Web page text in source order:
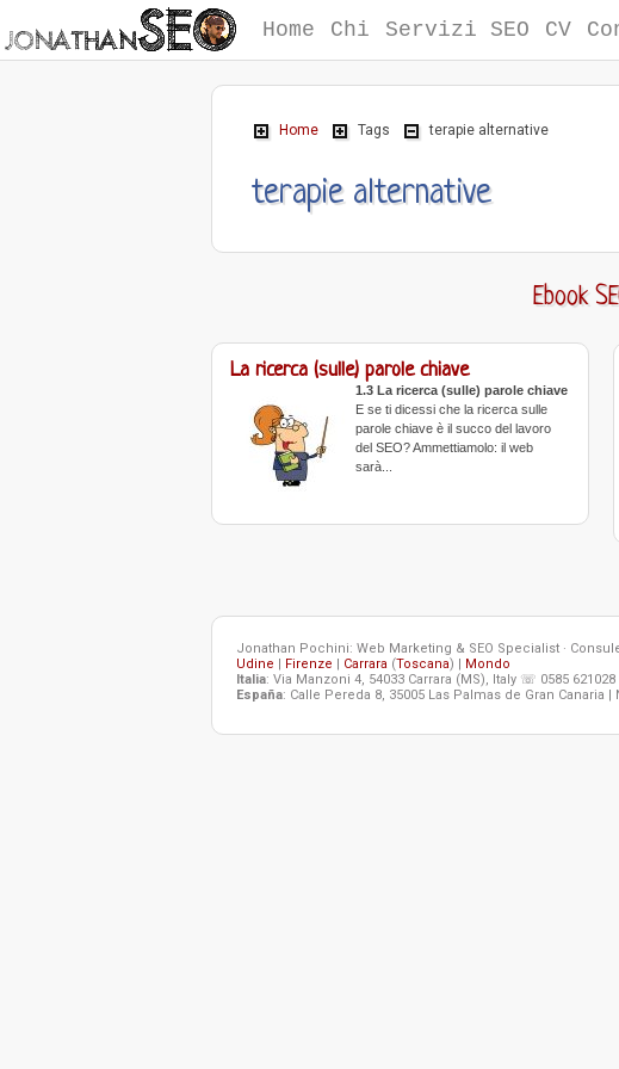
Home Chi Servizi SEO CV
Home Tags terapie alternative
terapie alternative
Ebook
La ricerca (sulle) parole chiave
1.3 La ricerca (sulle) parole chiave
E se ti dicessi che la ricerca sulle
parole chiave è il succo del lavoro
del SEO? Ammettiamolo: il web
sarà...
Jonathan Pochini: Web Marketing & SEO Specialist ·
Udine | Firenze | Carrara (Toscana) | Mondo
Italia: Via Manzoni 4, 54033 Carrara (MS), Italy ☏ 0585 621028
España: Calle Pereda 8, 35005 Las Palmas de Gran Canaria |